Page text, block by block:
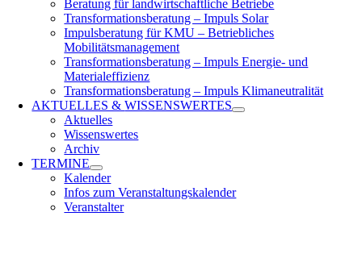
Beratung für landwirtschaftliche Betriebe
Transformationsberatung – Impuls Solar
Impulsberatung für KMU – Betriebliches
Mobilitätsmanagement
Transformationsberatung – Impuls Energie- und
Materialeffizienz
Transformationsberatung – Impuls Klimaneutralität
AKTUELLES &WISSENSWERTES
Aktuelles
Wissenswertes
Archiv
TERMINE
Kalender
Infos zum Veranstaltungskalender
Veranstalter